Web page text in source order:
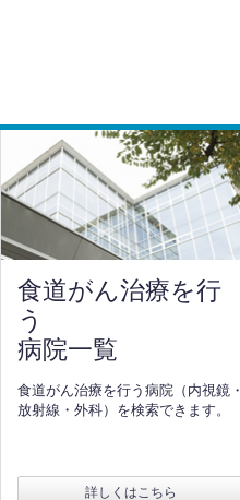
食道がん治療を行
う
病院一覧
食道がん治療を行う病院（内視鏡・
放射線・外科）を検索できます。
詳しくはこちら